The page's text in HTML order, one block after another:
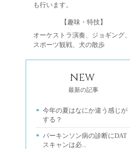
も行います。
【趣味・特技】
オーケストラ演奏、ジョギング、
スポーツ観戦、犬の散歩
NEW
最新の記事
今年の夏はなにか違う感じが
する？
パーキンソン病の診断にDAT
スキャンは必...